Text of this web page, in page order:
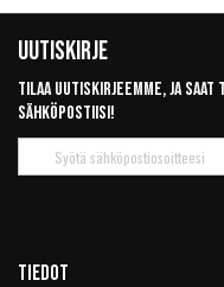
Uutiskirje
Tilaa uutiskirjeemme, ja
sähköpostiisi!
uutiskirje
Tiedot